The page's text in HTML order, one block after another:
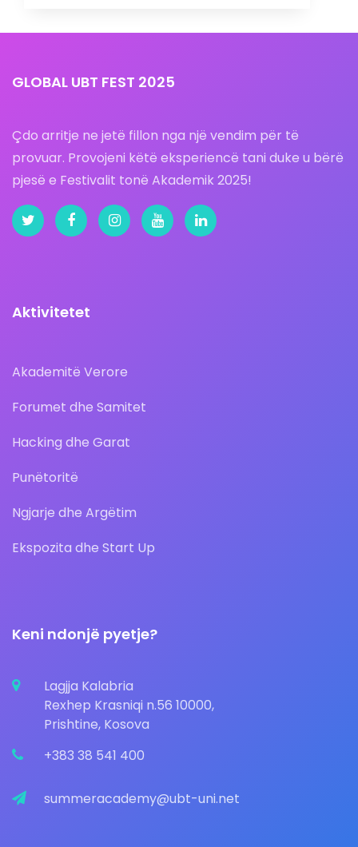
GLOBAL UBT FEST 2025
Çdo arritje ne jetë fillon nga një vendim për të
provuar. Provojeni këtë eksperiencë tani duke u bërë
pjesë e Festivalit tonë Akademik 2025!
Aktivitetet
Akademitë Verore
Forumet dhe Samitet
Hacking dhe Garat
Punëtoritë
Ngjarje dhe Argëtim
Ekspozita dhe Start Up
Keni ndonjë pyetje?
Lagjja Kalabria
Rexhep Krasniqi n.56 10000,
Prishtine, Kosova
+383 38 541 400
summeracademy@ubt-uni.net